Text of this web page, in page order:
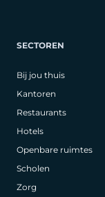
SECTOREN
Bij jou thuis
Kantoren
Restaurants
Hotels
Openbare ruimtes
Scholen
Zorg